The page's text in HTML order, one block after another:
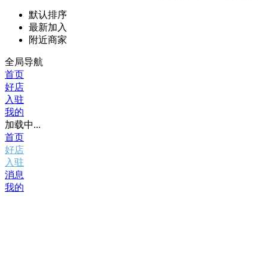
默认排序
最新加入
附近商家
全局导航
首页
好店
入驻
我的
加载中...
首页
好店
入驻
消息
我的